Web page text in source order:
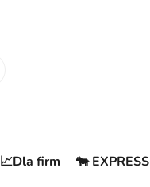
📈Dla firm 🐄 EXPRESS